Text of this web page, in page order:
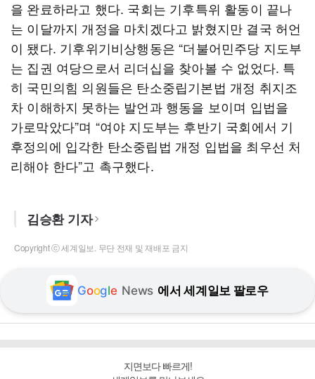
을 완료하라고 했다. 국회는 기후특위 활동이 끝나
는 이달까지 개정을 마치겠다고 밝혔지만 결국 허언
이 됐다. 기후위기비상행동은 “더불어민주당 지도부
는 집권 여당으로서 리더십을 찾아볼 수 없었다. 특
히 국민의힘 의원들은 탄소중립기본법 개정 취지조
차 이해하지 못하는 발언과 행동을 보이며 입법을
가로막았다”며 “여야 지도부는 후반기 국회에서 기
후정의에 입각한 탄소중립법 개정 입법을 최우선 처
리해야 한다”고 촉구했다.
김승환 기자
Copyright ⓒ 세계일보. 무단 전재 및 재배포 금지
Google News 에서 세계일보 팔로우
지면보다 빠르게!